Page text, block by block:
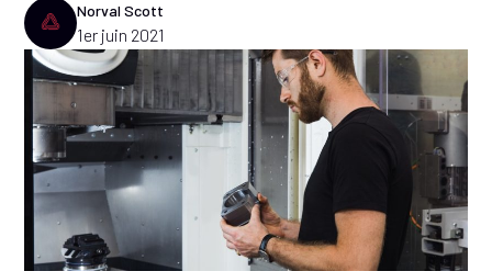
Norval Scott
1er juin 2021